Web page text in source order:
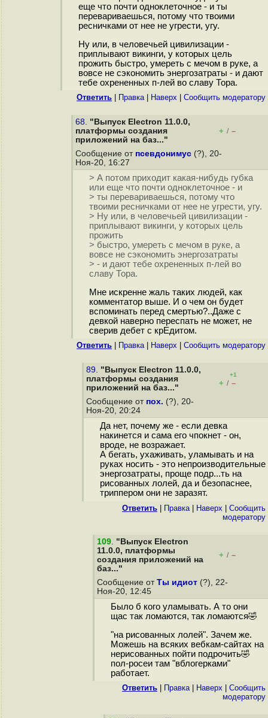
еще что почти одноклеточное - и ты
перевариваешься, потому что твоими
ресничками от нее не угрести, угу.
Ну или, в человечьей цивилизации -
приплывают викинги, у которых цель
прожить быстро, умереть с мечом в руке, а
вовсе не сэкономить энергозатраты - и дают
тебе охрененных п-лей во славу Тора.
Ответить Правка| Наверх Cообщить модератору
68. "Выпуск Electron 11.0.0,
платформы создания
приложений на баз..."
+ / –
Сообщение от псевдонимус (?), 20-
Ноя-20, 16:27
> А потом приходит какая-нибудь губка
или еще что почти одноклеточное - и
> ты перевариваешься, потому что
твоими ресничками от нее не угрести, угу.
> Ну или, в человечьей цивилизации -
приплывают викинги, у которых цель
прожить
> быстро, умереть с мечом в руке, а
вовсе не сэкономить энергозатраты
> - и дают тебе охрененных п-лей во
славу Тора.
Мне искренне жаль таких людей, как
комментатор выше. И о чем он будет
вспоминать перед смертью?..Даже с
девкой наверно переспать не может, не
сверив дебет с крЕдитом.
Ответить Правка| Наверх Cообщить модератору
89. "Выпуск Electron 11.0.0,
платформы создания
приложений на баз..."
+1
+ / –
Сообщение от пох. (?), 20-
Ноя-20, 20:24
Да нет, почему же - если девка
накинется и сама его чпокнет - он,
вроде, не возражает.
А бегать, ухаживать, уламывать и на
руках носить - это непроизводительные
энергозатраты, проще подр...ть на
рисованных лолей, да и безопаснее,
триппером они не заразят.
Ответить Правка| Наверх
Cообщить
модератору
109. "Выпуск Electron
11.0.0, платформы
создания приложений на
баз..."
+ / –
Сообщение от Ты идиот (?), 22-
Ноя-20, 12:45
Было б кого уламывать. А то они
щас так ломаются, так ломаются🤣
"на рисованных лолей". Зачем же.
Можешь на всяких вебкам-сайтах на
нерисованных пойти подрoчить🤣
пол-росеи там "вблогерками"
работает.
Ответить Правка| Наверх
Cообщить
модератору